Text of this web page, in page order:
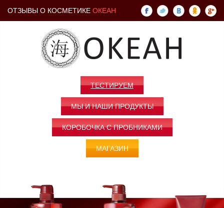
ОТЗЫВЫ О КОСМЕТИКЕ ОКЕАН
ТЕСТИРУЕМ
МЫ И НАШИ ПРОДУКТЫ
КОРОБОЧКА С ПРОБНИКАМИ
МАГАЗИН